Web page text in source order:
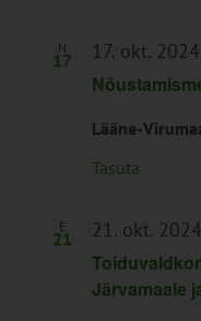
N
17 17. okt. 2024
Lääne-
Tasuta
E
21 21. okt.
Järvamaale